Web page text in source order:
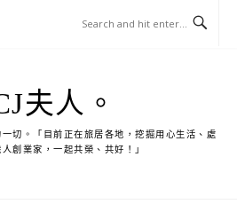
夫人。
切。「目前正在旅居各地，挖掘用心生活、處
創業家，一起共榮、共好！」